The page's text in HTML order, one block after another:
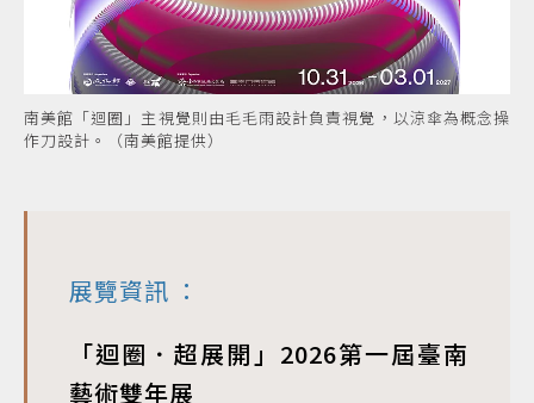
南美館「迴圈」主視覺則由毛毛雨設計負責視覺，以涼傘為概念操
作刀設計。（南美館提供）
展覽資訊 ：
「迴圈．超展開」2026第一屆臺南
藝術雙年展